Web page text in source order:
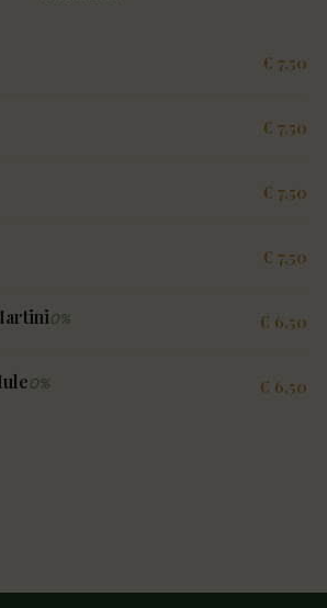
€ 7,50
€ 7,50
€ 7,50
€ 7,50
0% € 6,50
0% € 6,50